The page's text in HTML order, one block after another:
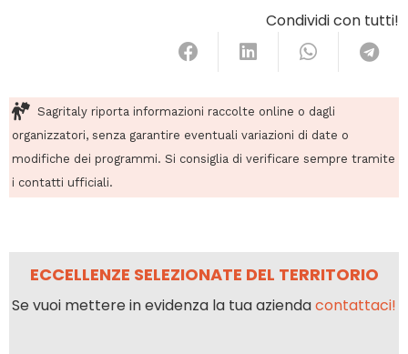
Condividi con tutti!
Sagritaly riporta informazioni raccolte online o dagli
organizzatori, senza garantire eventuali variazioni di date o
modifiche dei programmi. Si consiglia di verificare sempre tramite
i contatti ufficiali.
ECCELLENZE SELEZIONATE DEL TERRITORIO
Se vuoi mettere in evidenza la tua aziendacontattaci!